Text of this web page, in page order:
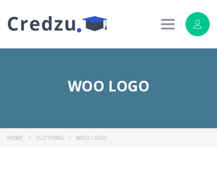
Toggle
WOO LOGO
HOME CLOTHING WOO LOGO